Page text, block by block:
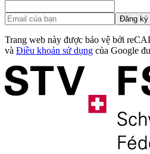
Đăng ký
Trang web này được bảo vệ bởi
và Điều khoản sử dụng của Google